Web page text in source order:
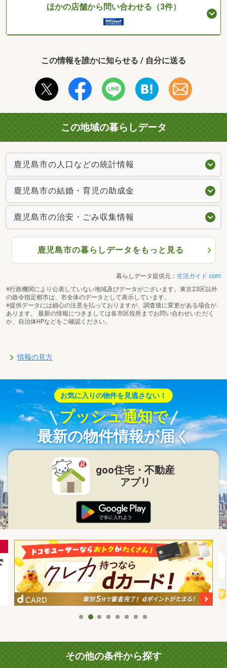
ほかの店舗から問い合わせる（3件）
この情報を誰かに知らせる / 自分に送る
この地域の暮らしデータ
鹿児島市の人口などの統計情報
鹿児島市の結婚・育児の助成金
鹿児島市の治安・ごみ収集情報
鹿児島市の暮らしデータをもっと見る
暮らしデータ提供元： 生活ガイド.com
※行政機関により公表していない地域及びデータがございます。東京23区以外
の政令指定都市は、市全体のデータとして表示しています。
※提供データには細心の注意を払っておりますが、調査後に変更がある場合が
あります。 最新の情報につきましては各市区役所までお問い合わせいただく
か、自治体HPなどをご確認ください。
情報の見方
お気に入りの物件を見逃さない！
プッシュ通知で
最新の物件情報が届く
goo住宅・不動産
アプリ
その他の条件から探す